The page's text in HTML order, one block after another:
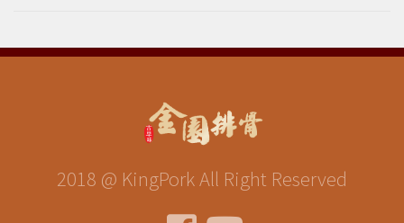
2018 @ KingPork All Right Reserved